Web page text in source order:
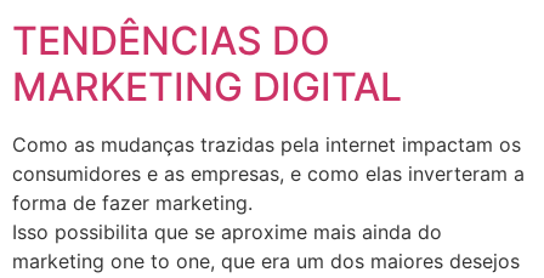
TENDÊNCIAS DO
MARKETING DIGITAL
Como as mudanças trazidas pela internet impactam os
consumidores e as empresas, e como elas inverteram a
forma de fazer marketing.
Isso possibilita que se aproxime mais ainda do
marketing one to one, que era um dos maiores desejos